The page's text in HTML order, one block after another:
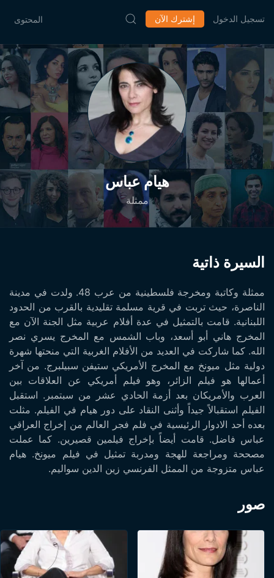
المحتوى إشترك الآن تسجيل الدخول
هيام عباس
ممثلة
السيرة ذاتية
ممثلة وكاتبة ومخرجة فلسطينية من عرب 48. ولدت في مدينة
الناصرة، حيث تربت في قرية مسلمة تقليدية بالقرب من الحدود
اللبنانية. قامت بالتمثيل في عدة أفلام عربية مثل الجنة الآن مع
المخرج هاني أبو أسعد، وباب الشمس مع المخرج يسري نصر
الله. كما شاركت في العديد من الأفلام الغربية التي منحتها شهرة
دولية مثل ميونخ مع المخرج الأمريكي ستيفن سبيلبرج. من آخر
أعمالها هو فيلم الزائر، وهو فيلم أمريكي عن العلاقات بين
العرب والأمريكان بعد أزمة الحادي عشر من سبتمبر. استقبل
الفيلم استقبالاً جيداً وأثنى النقاد على دور هيام في الفيلم. مثلت
بعده أحد الادوار الرئيسية في فلم فجر العالم من إخراج العراقي
عباس فاضل. قامت أيضاً بإخراج فيلمين قصيرين. كما عملت
مصححة ومراجعة للهجة ومدربة تمثيل في فيلم ميونخ. هيام
عباس متزوجة من الممثل الفرنسي زين الدين سواليم.
صور